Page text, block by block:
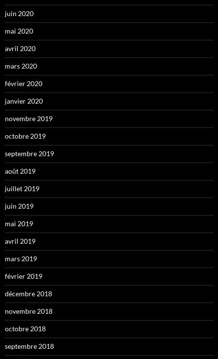
juin 2020
mai 2020
avril 2020
mars 2020
février 2020
janvier 2020
novembre 2019
octobre 2019
septembre 2019
août 2019
juillet 2019
juin 2019
mai 2019
avril 2019
mars 2019
février 2019
décembre 2018
novembre 2018
octobre 2018
septembre 2018